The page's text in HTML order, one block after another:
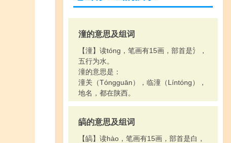
潼的意思及组词
【潼】读tóng，笔画有15画，部首是氵，
五行为水。
潼的意思是：
潼关（Tóngguān），临潼（Líntóng），
地名，都在陕西。
皜的意思及组词
【皜】读hào，笔画有15画，部首是白，